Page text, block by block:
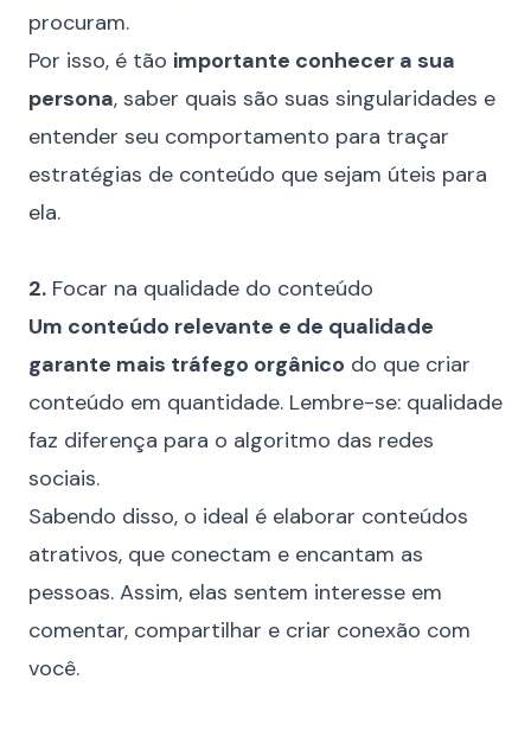
procuram.
Por isso, é tão importante conhecer a sua
persona, saber quais são suas singularidades e
entender seu comportamento para traçar
estratégias de conteúdo que sejam úteis para
ela.
2. Focar na qualidade do conteúdo
Um conteúdo relevante e de qualidade
garante mais tráfego orgânico do que criar
conteúdo em quantidade. Lembre-se: qualidade
faz diferença para o algoritmo das redes
sociais.
Sabendo disso, o ideal é elaborar conteúdos
atrativos, que conectam e encantam as
pessoas. Assim, elas sentem interesse em
comentar, compartilhar e criar conexão com
você.